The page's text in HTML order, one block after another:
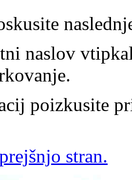
naslov
poizkusite
stran.